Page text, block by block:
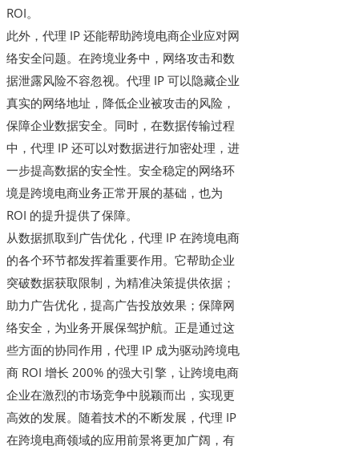
ROI。
此外，代理 IP 还能帮助跨境电商企业应对网
络安全问题。在跨境业务中，网络攻击和数
据泄露风险不容忽视。代理 IP 可以隐藏企业
真实的网络地址，降低企业被攻击的风险，
保障企业数据安全。同时，在数据传输过程
中，代理 IP 还可以对数据进行加密处理，进
一步提高数据的安全性。安全稳定的网络环
境是跨境电商业务正常开展的基础，也为
ROI 的提升提供了保障。
从数据抓取到广告优化，代理 IP 在跨境电商
的各个环节都发挥着重要作用。它帮助企业
突破数据获取限制，为精准决策提供依据；
助力广告优化，提高广告投放效果；保障网
络安全，为业务开展保驾护航。正是通过这
些方面的协同作用，代理 IP 成为驱动跨境电
商 ROI 增长 200% 的强大引擎，让跨境电商
企业在激烈的市场竞争中脱颖而出，实现更
高效的发展。随着技术的不断发展，代理 IP
在跨境电商领域的应用前景将更加广阔，有